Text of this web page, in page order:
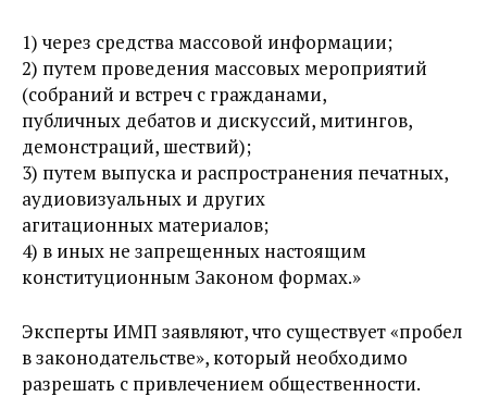
1) через средства массовой информации;
2) путем проведения массовых мероприятий
(собраний и встреч с гражданами,
публичных дебатов и дискуссий, митингов,
демонстраций, шествий);
3) путем выпуска и распространения печатных,
аудиовизуальных и других
агитационных материалов;
4) в иных не запрещенных настоящим
конституционным Законом формах.»
Эксперты ИМП заявляют, что существует «пробел
в законодательстве», который необходимо
разрешать с привлечением общественности.